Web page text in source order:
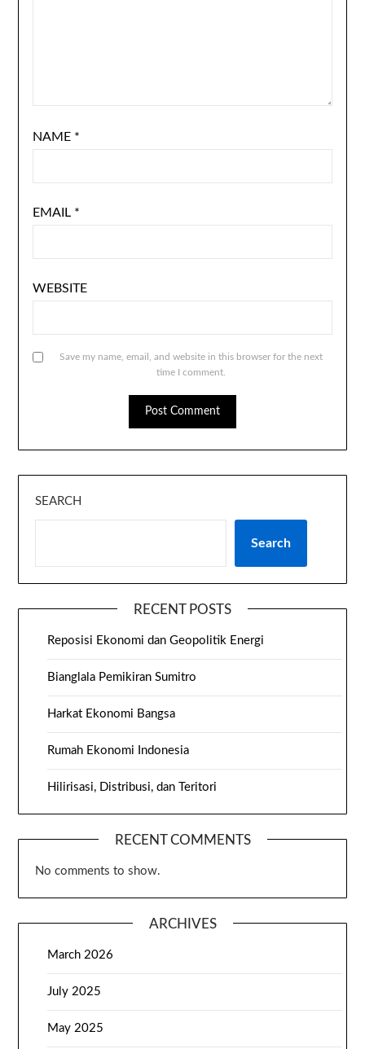
NAME *
EMAIL *
WEBSITE
Save my name, email, and website in this browser for the next
time I comment.
SEARCH
Search
RECENT POSTS
Reposisi Ekonomi dan Geopolitik Energi
Bianglala Pemikiran Sumitro
Harkat Ekonomi Bangsa
Rumah Ekonomi Indonesia
Hilirisasi, Distribusi, dan Teritori
RECENT COMMENTS
No comments to show.
ARCHIVES
March 2026
July 2025
May 2025